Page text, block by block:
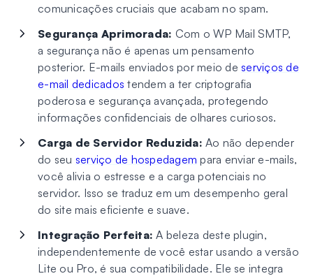
comunicações cruciais que acabam no spam.
Segurança Aprimorada: Com o WP Mail SMTP,
a segurança não é apenas um pensamento
posterior. E-mails enviados por meio de serviços de
e-mail dedicados tendem a ter criptografia
poderosa e segurança avançada, protegendo
informações confidenciais de olhares curiosos.
Carga de Servidor Reduzida: Ao não depender
do seu serviço de hospedagem para enviar e-mails,
você alivia o estresse e a carga potenciais no
servidor. Isso se traduz em um desempenho geral
do site mais eficiente e suave.
Integração Perfeita: A beleza deste plugin,
independentemente de você estar usando a versão
Lite ou Pro, é sua compatibilidade. Ele se integra